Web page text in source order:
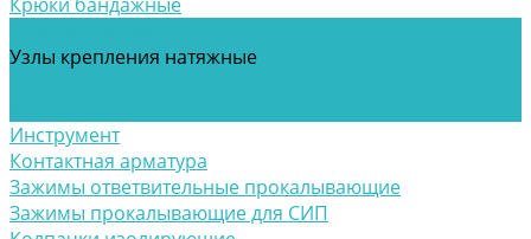
Узлы крепления натяжные
Инструмент
Контактная арматура
Зажимы ответвительные прокалывающие
Зажимы прокалывающие для СИП